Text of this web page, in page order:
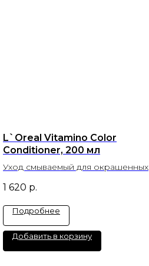
L`Oreal Vitamino Color
Conditioner, 200 мл
Уход смываемый для окрашенных
1 620 р.
Подробнее
Добавить в корзину